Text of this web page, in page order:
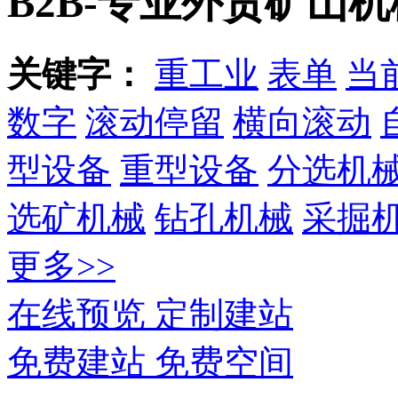
关键字： 重工业 表单 当
数字 滚动停留 横向滚动
型设备 重型设备 分选机
选矿机械 钻孔机械 采掘
更多>>
在线预览 定制建站
免费建站 免费空间